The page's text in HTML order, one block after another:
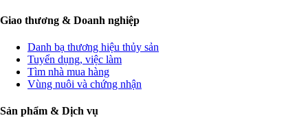
Giao thương & Doanh nghiệp
Danh bạ thương hiệu thủy sản
Tuyển dụng, việc làm
Tìm nhà mua hàng
Vùng nuôi và chứng nhận
Sản phẩm & Dịch vụ